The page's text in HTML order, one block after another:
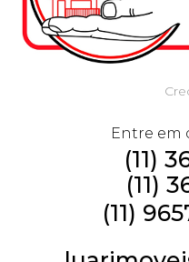
Entre em
(11)
(11)
(11)